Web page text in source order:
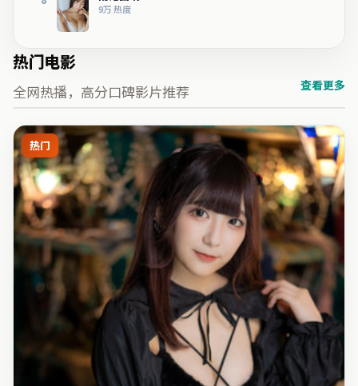
9万热度
热门电影
全网热播，高分口碑影片推荐 查看更多
热门